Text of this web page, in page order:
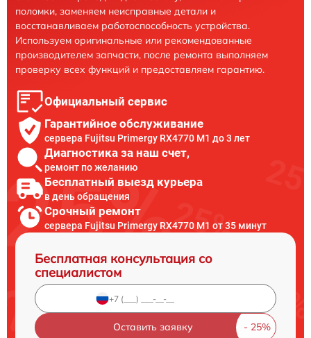
поломки, заменяем неисправные детали и
восстанавливаем работоспособность устройства.
Используем оригинальные или рекомендованные
производителем запчасти, после ремонта выполняем
проверку всех функций и предоставляем гарантию.
Официальный сервис
Гарантийное обслуживание
сервера Fujitsu Primergy RX4770 M1 до 3 лет
Диагностика за наш счет,
ремонт по желанию
Бесплатный выезд курьера
в день обращения
Срочный ремонт
сервера Fujitsu Primergy RX4770 M1 от 35 минут
Бесплатная консультация со
специалистом
Оставить заявку